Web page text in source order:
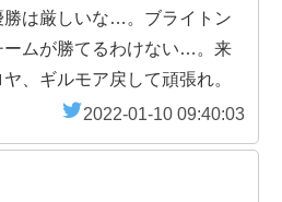
勝は厳しいな…。ブライトン
ームが勝てるわけない…。来
、ギルモア戻して頑張れ。
2022-01-10 09:40:03